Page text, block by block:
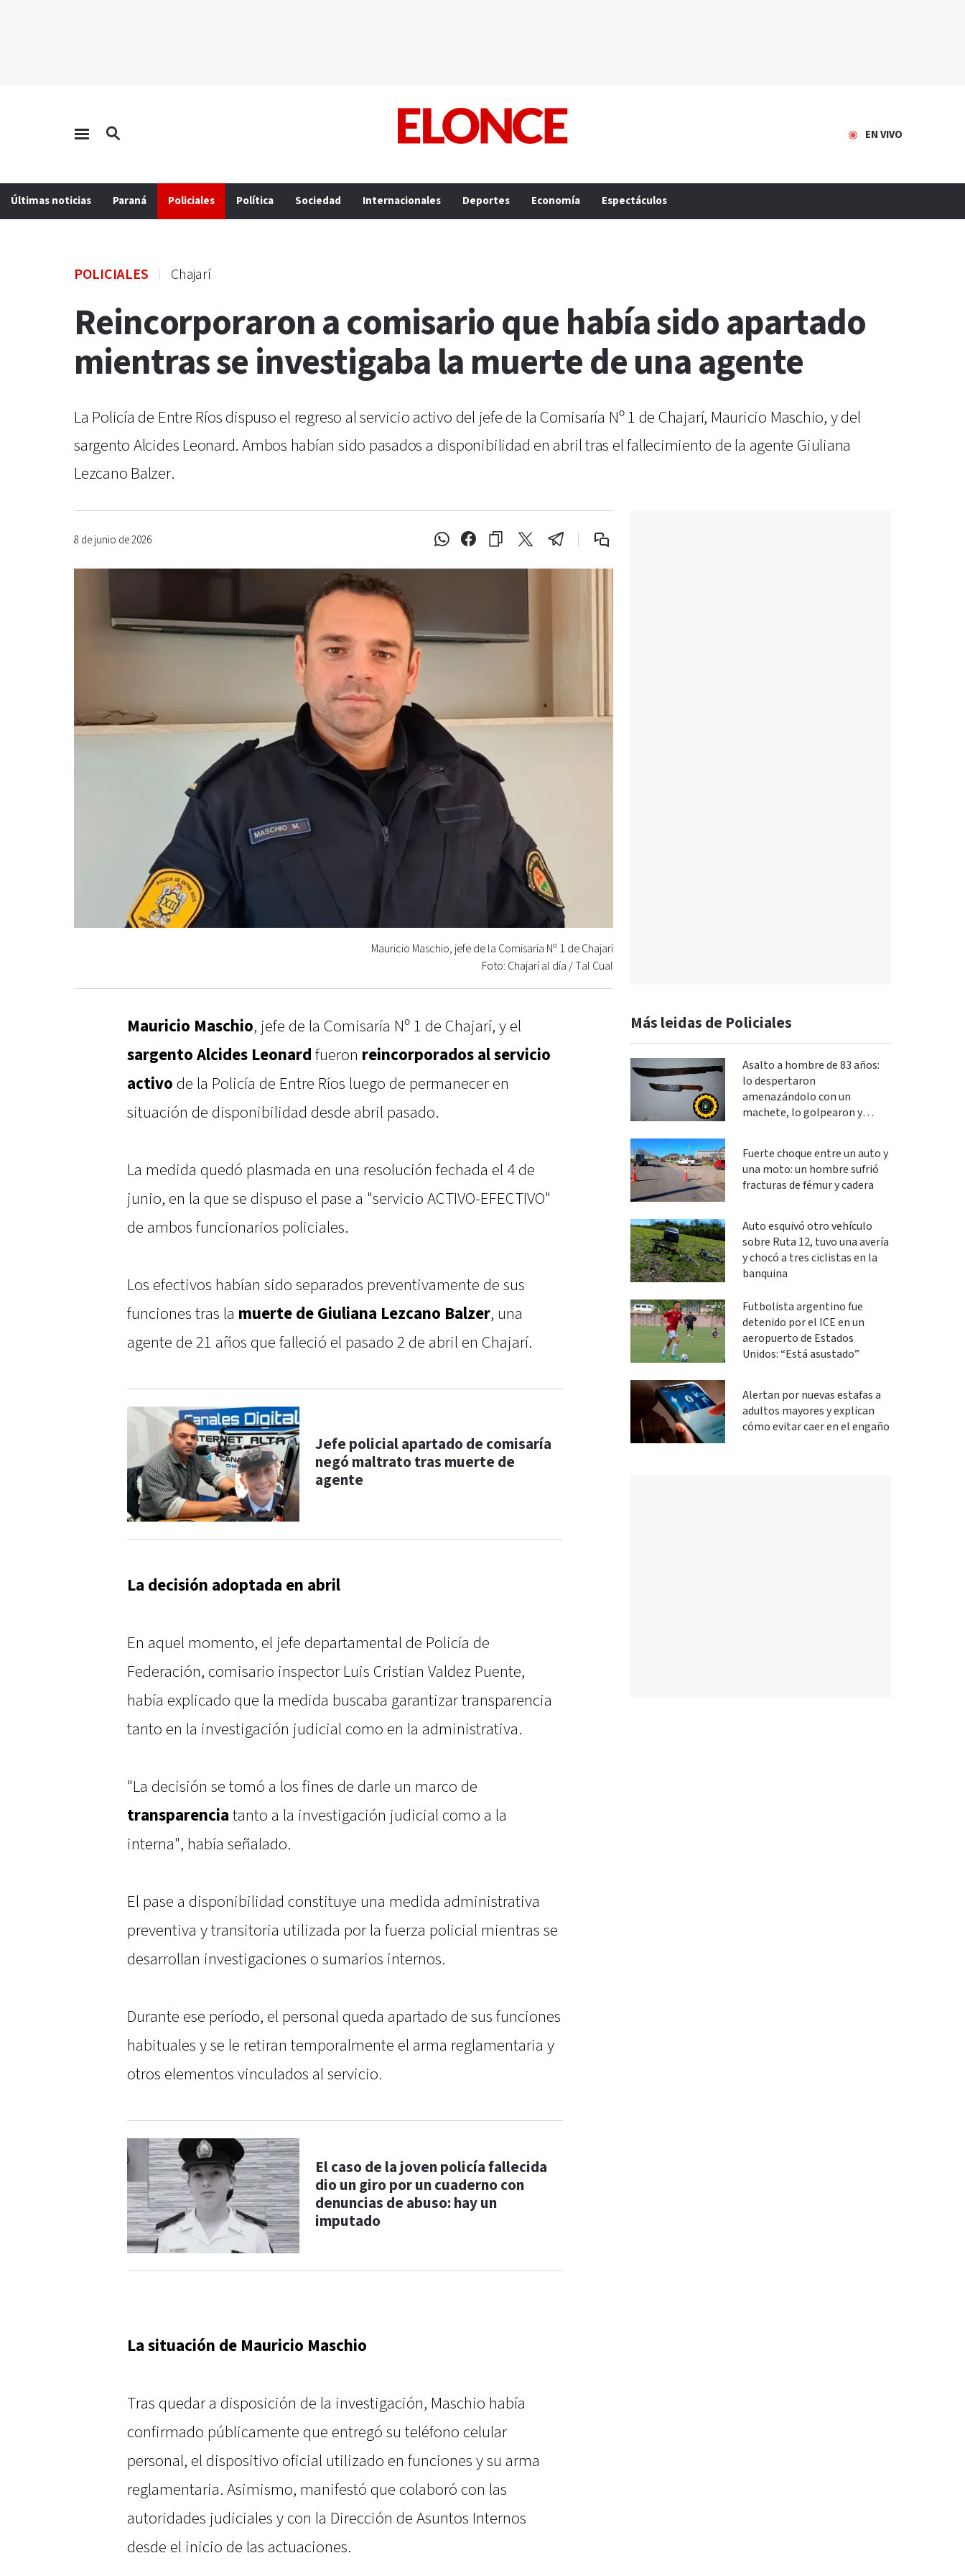
EN VIVO
Últimas noticias Paraná Policiales Política Sociedad Internacionales Deportes Economía Espectáculos
POLICIALES Chajarí
Reincorporaron a comisario que había sido apartado
mientras se investigaba la muerte de una agente
La Policía de Entre Ríos dispuso el regreso al servicio activo del jefe de la Comisaría Nº 1 de Chajarí, Mauricio Maschio, y del
sargento Alcides Leonard. Ambos habían sido pasados a disponibilidad en abril tras el fallecimiento de la agente Giuliana
Lezcano Balzer.
8 de junio de 2026
Mauricio Maschio, jefe de la Comisaría Nº 1 de Chajarí
Foto: Chajarí al día / Tal Cual
Mauricio Maschio, jefe de la Comisaría Nº 1 de Chajarí, y el
sargento Alcides Leonard fueron reincorporados al servicio
activo de la Policía de Entre Ríos luego de permanecer en
situación de disponibilidad desde abril pasado.
La medida quedó plasmada en una resolución fechada el 4 de
junio, en la que se dispuso el pase a "servicio ACTIVO-EFECTIVO"
de ambos funcionarios policiales.
Los efectivos habían sido separados preventivamente de sus
funciones tras la muerte de Giuliana Lezcano Balzer, una
agente de 21 años que falleció el pasado 2 de abril en Chajarí.
Jefe policial apartado de comisaría
negó maltrato tras muerte de
agente
La decisión adoptada en abril
En aquel momento, el jefe departamental de Policía de
Federación, comisario inspector Luis Cristian Valdez Puente,
había explicado que la medida buscaba garantizar transparencia
tanto en la investigación judicial como en la administrativa.
"La decisión se tomó a los fines de darle un marco de
transparencia tanto a la investigación judicial como a la
interna", había señalado.
El pase a disponibilidad constituye una medida administrativa
preventiva y transitoria utilizada por la fuerza policial mientras se
desarrollan investigaciones o sumarios internos.
Durante ese período, el personal queda apartado de sus funciones
habituales y se le retiran temporalmente el arma reglamentaria y
otros elementos vinculados al servicio.
El caso de la joven policía fallecida
dio un giro por un cuaderno con
denuncias de abuso: hay un
imputado
La situación de Mauricio Maschio
Tras quedar a disposición de la investigación, Maschio había
confirmado públicamente que entregó su teléfono celular
personal, el dispositivo oficial utilizado en funciones y su arma
reglamentaria. Asimismo, manifestó que colaboró con las
autoridades judiciales y con la Dirección de Asuntos Internos
desde el inicio de las actuaciones.
Más leidas de Policiales
Asalto a hombre de 83 años:
lo despertaron
amenazándolo con un
machete, lo golpearon y
Fuerte choque entre un auto y
una moto: un hombre sufrió
fracturas de fémur y cadera
Auto esquivó otro vehículo
sobre Ruta 12, tuvo una avería
y chocó a tres ciclistas en la
banquina
Futbolista argentino fue
detenido por el ICE en un
aeropuerto de Estados
Unidos: “Está asustado”
Alertan por nuevas estafas a
adultos mayores y explican
cómo evitar caer en el engaño